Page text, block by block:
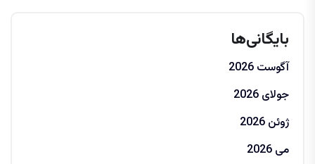
بایگانی‌ها
آگوست 2026
جولای 2026
ژوئن 2026
می 2026